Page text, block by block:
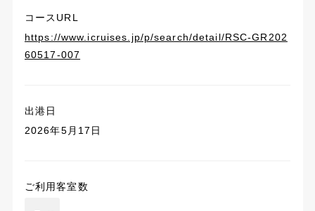
コースURL
https://www.icruises.jp/p/search/detail/RSC-GR202
60517-007
出港日
2026年5月17日
ご利用客室数